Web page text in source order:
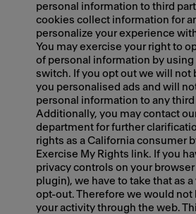
personal information to third
cookies collect information for
personalize your experience
You may exercise your right to
of personal information by
switch. If you opt out we will not
you personalised ads and will
personal information to any third
Additionally, you may contact
department for further
rights as a California consumer
Exercise My Rights link. If you
privacy controls on your browser
plugin), we have to take that as
opt-out. Therefore we would not
your activity through the web.